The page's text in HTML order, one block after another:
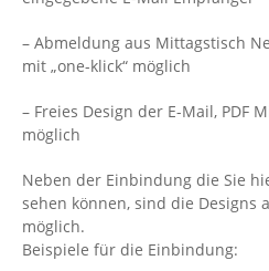
– Abmeldung aus Mittagstisch
mit „one-klick“ möglich
– Freies Design der E-Mail, PDF
möglich
Neben der Einbindung die Sie
sehen können, sind die Designs
möglich.
Beispiele für die Einbindung: